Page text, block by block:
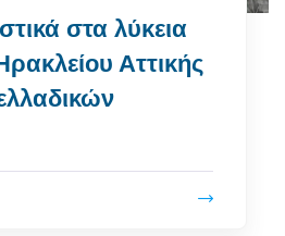
στα λύκεια
Αττικής